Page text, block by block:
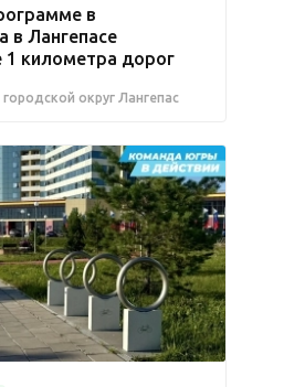
в
в Лангепасе
километра дорог
городской округ Лангепас